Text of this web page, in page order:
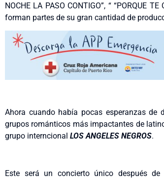
NOCHE LA PASO CONTIGO”, “ “PORQUE
forman partes de su gran cantidad de
Ahora cuando había pocas esperanzas
grupos románticos más impactantes de
grupo interncional LOS ANGELES NEGROS.
Este será un concierto único después